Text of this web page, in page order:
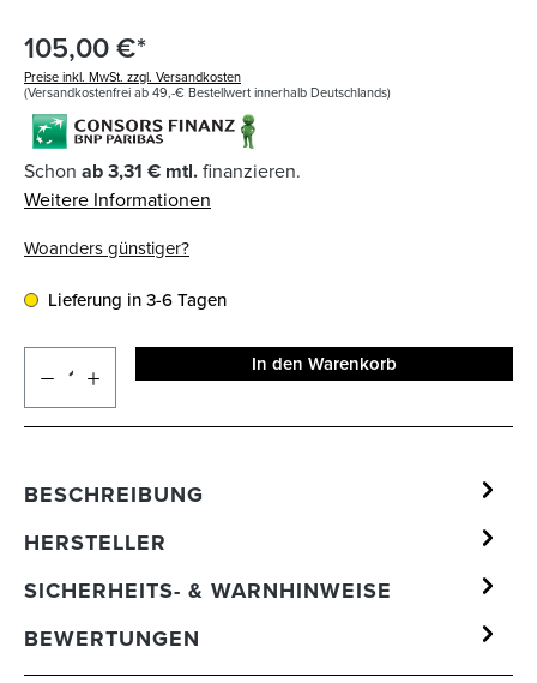
105,00 €*
Preise inkl. MwSt. zzgl. Versandkosten
(Versandkostenfrei ab 49,-€ Bestellwert innerhalb Deutschlands)
Schon ab 3,31 € mtl.finanzieren.
Weitere Informationen
Woanders günstiger?
Lieferung in 3-6 Tagen
In den Warenkorb
BESCHREIBUNG
HERSTELLER
SICHERHEITS- & WARNHINWEISE
BEWERTUNGEN